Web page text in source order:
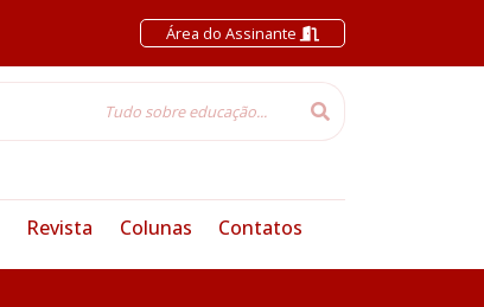
Área do Assinante
Revista Colunas Contatos